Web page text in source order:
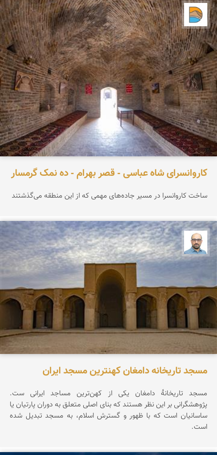
دریاچه کویر
کاروانسرای شاه عباسی - قصر بهرام - ده نمک گرمسار
ساخت کاروانسرا در مسیر جاده‌های مهمی که از این منطقه می‌گذشتند
بابک ارجمندی
مسجد تاریخانه دامغان کهنترین مسجد ایران
مسجد تاریخانۀ دامغان یکی از کهن‌ترین مساجد ایرانی ست.
پژوهشگرانی بر این نظر هستند که بنای اصلی متعلق به دوران پارتیان یا
ساسانیان است که با ظهور و گسترش اسلام، به مسجد تبدیل شده
است.